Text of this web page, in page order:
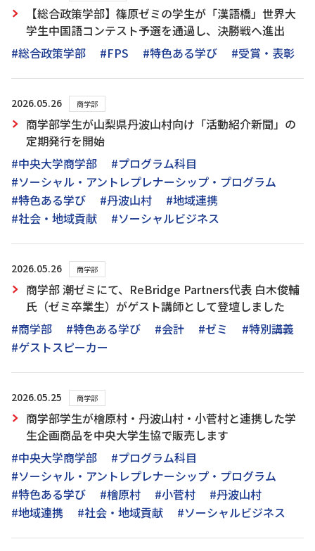
【総合政策学部】篠原ゼミの学生が「漢語橋」世界大
学生中国語コンテスト予選を通過し、決勝戦へ進出
#総合政策学部
#FPS #特色ある学び #受賞・表彰
2026.05.26 商学部
商学部学生が山梨県丹波山村向け「活動紹介新聞」の
定期発行を開始
#中央大学商学部
#プログラム科目
#ソーシャル・アントレプレナーシップ・プログラム
#特色ある学び
#丹波山村
#地域連携
#社会・地域貢献
#ソーシャルビジネス
2026.05.26 商学部
商学部 潮ゼミにて、ReBridge Partners代表 白木俊輔
氏（ゼミ卒業生）がゲスト講師として登壇しました
#商学部
#特色ある学び #会計 #ゼミ
#特別講義
#ゲストスピーカー
2026.05.25 商学部
商学部学生が檜原村・丹波山村・小菅村と連携した学
生企画商品を中央大学生協で販売します
#中央大学商学部
#プログラム科目
#ソーシャル・アントレプレナーシップ・プログラム
#特色ある学び
#檜原村 #小菅村
#丹波山村
#地域連携
#社会・地域貢献 #ソーシャルビジネス